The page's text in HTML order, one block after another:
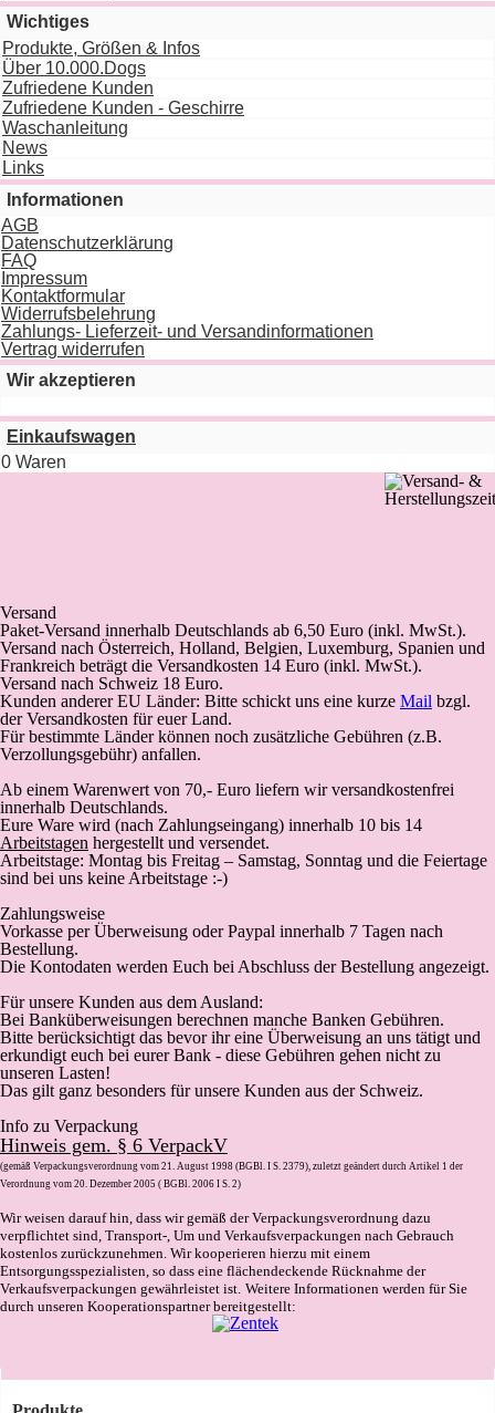
Wichtiges
Produkte, Größen & Infos
Über 10.000.Dogs
Zufriedene Kunden
Zufriedene Kunden - Geschirre
Waschanleitung
News
Links
Informationen
AGB
Datenschutzerklärung
FAQ
Impressum
Kontaktformular
Widerrufsbelehrung
Zahlungs- Lieferzeit- und Versandinformationen
Vertrag widerrufen
Wir akzeptieren
Einkaufswagen
0 Waren
Versand
Paket-Versand innerhalb Deutschlands ab 6,50 Euro (inkl. MwSt.).
Versand nach Österreich, Holland, Belgien, Luxemburg, Spanien und
Frankreich beträgt die Versandkosten 14 Euro (inkl. MwSt.).
Versand nach Schweiz 18 Euro.
Kunden anderer EU Länder: Bitte schickt uns eine kurze Mail bzgl.
der Versandkosten für euer Land.
Für bestimmte Länder können noch zusätzliche Gebühren (z.B.
Verzollungsgebühr) anfallen.
Ab einem Warenwert von 70,- Euro liefern wir versandkostenfrei
innerhalb Deutschlands.
Eure Ware wird (nach Zahlungseingang) innerhalb 10 bis 14
Arbeitstagen hergestellt und versendet.
Arbeitstage: Montag bis Freitag – Samstag, Sonntag und die Feiertage
sind bei uns keine Arbeitstage :-)
Zahlungsweise
Vorkasse per Überweisung oder Paypal innerhalb 7 Tagen nach
Bestellung.
Die Kontodaten werden Euch bei Abschluss der Bestellung angezeigt.
Für unsere Kunden aus dem Ausland:
Bei Banküberweisungen berechnen manche Banken Gebühren.
Bitte berücksichtigt das bevor ihr eine Überweisung an uns tätigt und
erkundigt euch bei eurer Bank - diese Gebühren gehen nicht zu
unseren Lasten!
Das gilt ganz besonders für unsere Kunden aus der Schweiz.
Info zu Verpackung
Hinweis gem. § 6 VerpackV
(gemäß Verpackungsverordnung vom 21. August 1998 (BGBl. I S. 2379), zuletzt geändert durch Artikel 1 der
Verordnung vom 20. Dezember 2005 ( BGBl. 2006 I S. 2)
Wir weisen darauf hin, dass wir gemäß der Verpackungsverordnung dazu
verpflichtet sind, Transport-, Um und Verkaufsverpackungen nach Gebrauch
kostenlos zurückzunehmen. Wir kooperieren hierzu mit einem
Entsorgungsspezialisten, so dass eine flächendeckende Rücknahme der
Verkaufsverpackungen gewährleistet ist. Weitere Informationen werden für Sie
durch unseren Kooperationspartner bereitgestellt: